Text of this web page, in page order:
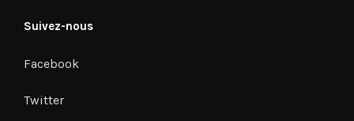
Suivez-nous
Facebook
Twitter